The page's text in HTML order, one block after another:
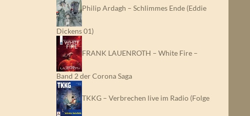
Philip Ardagh – Schlimmes Ende (Eddie
Dickens 01)
FRANK LAUENROTH – White Fire –
Band 2 der Corona Saga
TKKG – Verbrechen live im Radio (Folge